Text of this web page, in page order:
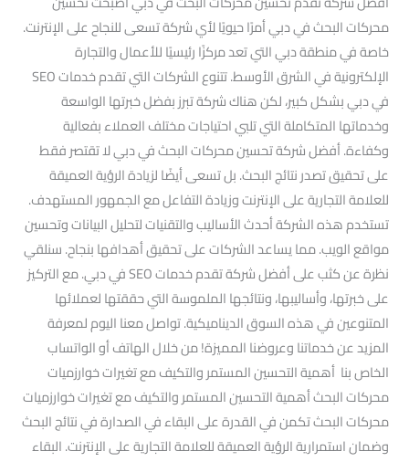
محركات البحث في دبي أمرًا حيويًا لأي شركة تسعى للنجاح على الإنترنت.
خاصة في منطقة دبي التي تعد مركزًا رئيسيًا للأعمال والتجارة
الإلكترونية في الشرق الأوسط. تتنوع الشركات التي تقدم خدمات SEO
في دبي بشكل كبير، لكن هناك شركة تبرز بفضل خبرتها الواسعة
وخدماتها المتكاملة التي تلبي احتياجات مختلف العملاء بفعالية
وكفاءة. أفضل شركة تحسين محركات البحث في دبي لا تقتصر فقط
على تحقيق تصدر نتائج البحث. بل تسعى أيضًا لزيادة الرؤية العميقة
للعلامة التجارية على الإنترنت وزيادة التفاعل مع الجمهور المستهدف.
تستخدم هذه الشركة أحدث الأساليب والتقنيات لتحليل البيانات وتحسين
مواقع الويب. مما يساعد الشركات على تحقيق أهدافها بنجاح. سنلقي
نظرة عن كثب على أفضل شركة تقدم خدمات SEO في دبي. مع التركيز
على خبرتها، وأساليبها، ونتائجها الملموسة التي حققتها لعملائها
المتنوعين في هذه السوق الديناميكية. تواصل معنا اليوم لمعرفة
المزيد عن خدماتنا وعروضنا المميزة! من خلال الهاتف أو الواتساب
الخاص بنا أهمية التحسين المستمر والتكيف مع تغيرات خوارزميات
محركات البحث أهمية التحسين المستمر والتكيف مع تغيرات خوارزميات
محركات البحث تكمن في القدرة على البقاء في الصدارة في نتائج البحث
وضمان استمرارية الرؤية العميقة للعلامة التجارية على الإنترنت. البقاء